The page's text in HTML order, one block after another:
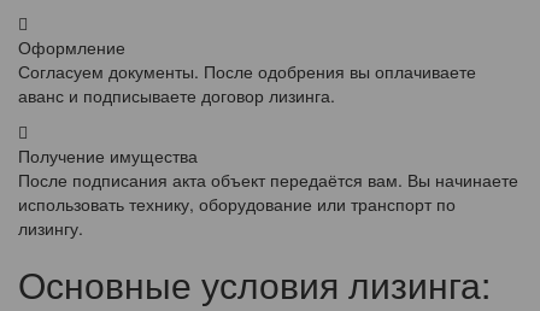
Оформление
Согласуем документы. После одобрения вы оплачиваете
аванс и подписываете договор лизинга.
Получение имущества
После подписания акта объект передаётся вам. Вы начинаете
использовать технику, оборудование или транспорт по
лизингу.
Основные условия лизинга: